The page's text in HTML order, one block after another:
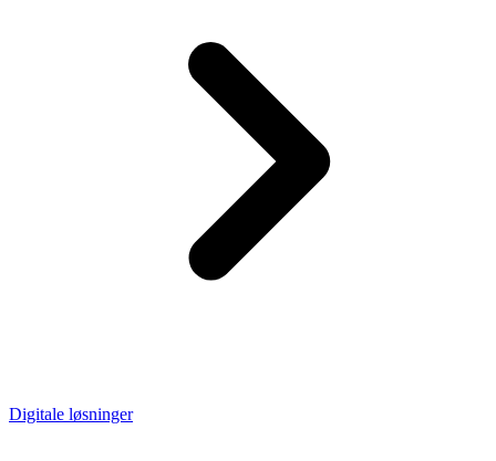
Digitale løsninger